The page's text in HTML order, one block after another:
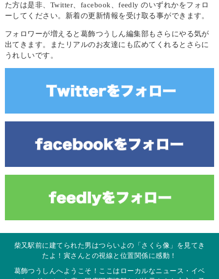
た方は是非、Twitter、facebook、feedly のいずれかをフォロ
ーしてください。新着の更新情報を受け取る事ができます。
フォロワーが増えると葛飾つうしん編集部もさらにやる気が
出てきます。またリアルのお友達にも広めてくれるとさらに
うれしいです。
柴又駅前に建てられた男はつらいよの「さくら像」を見てき
たよ！寅さんとの視線と位置関係に感動！
葛飾つうしんへようこそ！ここはローカルなニュース・イベ